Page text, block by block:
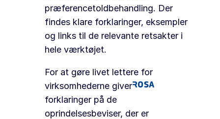
præferencetoldbehandling. Der
findes klare forklaringer, eksempler
og links til de relevante retsakter i
hele værktøjet.
For at gøre livet lettere for
virksomhederne giver
forklaringer på de
oprindelsesbeviser, der er